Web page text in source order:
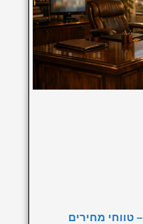
מחירון עורך דין גירושין 2026 – טווחי מחירים